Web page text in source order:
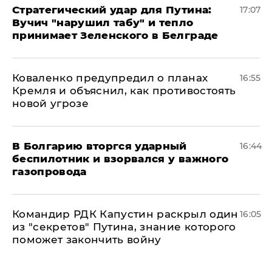
Стратегический удар для Путина:
Вучич "нарушил табу" и тепло
принимает Зеленского в Белграде
17:07
Коваленко предупредил о планах
Кремля и объяснил, как противостоять
новой угрозе
16:55
В Болгарию вторгся ударный
беспилотник и взорвался у важного
газопровода
16:44
Командир РДК Капустин раскрыл один
из "секретов" Путина, знание которого
поможет закончить войну
16:05